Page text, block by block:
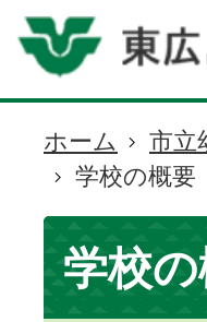
現
在
の
位
置
ホーム 市立
学校の概要
学校